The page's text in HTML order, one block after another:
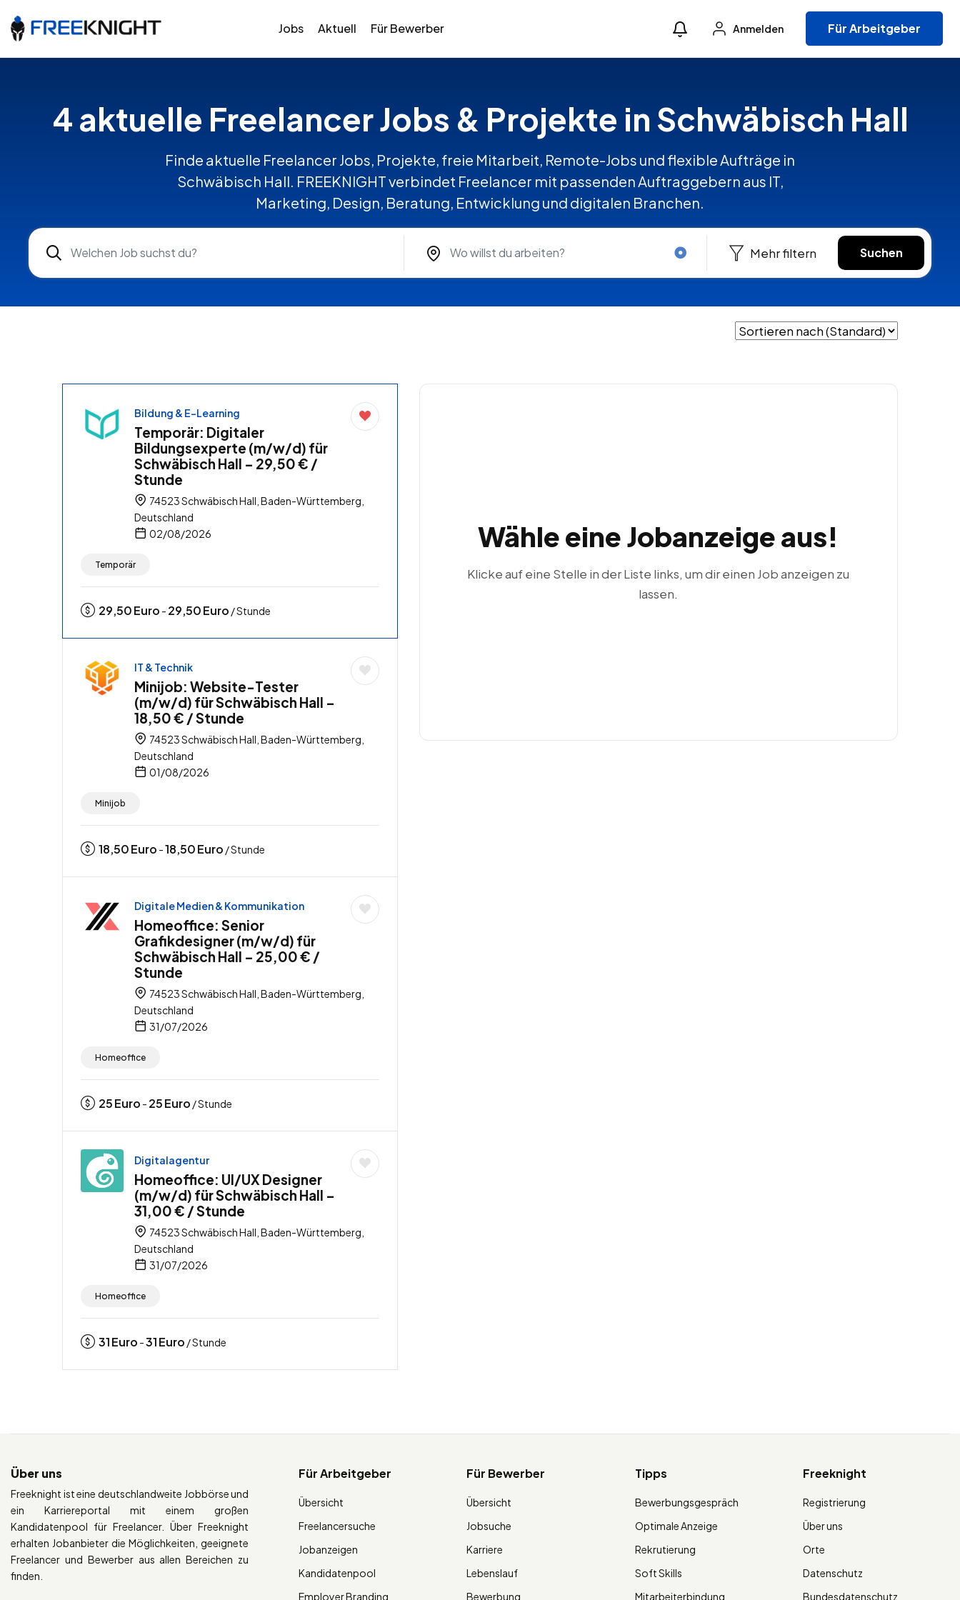
Jobs Aktuell Für Bewerber Anmelden Für Arbeitgeber
4 aktuelle Freelancer Jobs & Projekte in Schwäbisch Hall
Finde aktuelle Freelancer Jobs, Projekte, freie Mitarbeit, Remote-Jobs und flexible Aufträge in
Schwäbisch Hall. FREEKNIGHT verbindet Freelancer mit passenden Auftraggebern aus IT,
Marketing, Design, Beratung, Entwicklung und digitalen Branchen.
Mehr filtern Suchen
Bildung & E-Learning
Temporär: Digitaler
Bildungsexperte (m/w/d) für
Schwäbisch Hall – 29,50 € /
Stunde
74523 Schwäbisch Hall, Baden-Württemberg,
Deutschland
02/08/2026
Temporär
29,50Euro - 29,50Euro / Stunde
IT & Technik
Minijob: Website-Tester
(m/w/d) für Schwäbisch Hall –
18,50 € / Stunde
74523 Schwäbisch Hall, Baden-Württemberg,
Deutschland
01/08/2026
Minijob
18,50Euro -18,50Euro / Stunde
Digitale Medien & Kommunikation
Homeoffice: Senior
Grafikdesigner (m/w/d) für
Schwäbisch Hall – 25,00 € /
Stunde
74523 Schwäbisch Hall, Baden-Württemberg,
Deutschland
31/07/2026
Homeoffice
25Euro - 25Euro / Stunde
Digitalagentur
Homeoffice: UI/UX Designer
(m/w/d) für Schwäbisch Hall –
31,00 € / Stunde
74523 Schwäbisch Hall, Baden-Württemberg,
Deutschland
31/07/2026
Homeoffice
31Euro -31Euro / Stunde
Wähle eine Jobanzeige aus!
Klicke auf eine Stelle in der Liste links, um dir einen Job anzeigen zu
lassen.
Über uns
Freeknight ist eine deutschlandweite Jobbörse und
ein Karriereportal mit einem großen
Kandidatenpool für Freelancer. Über Freeknight
erhalten Jobanbieter die Möglichkeiten, geeignete
Freelancer und Bewerber aus allen Bereichen zu
finden.
Für Arbeitgeber
Übersicht
Freelancersuche
Jobanzeigen
Kandidatenpool
Employer Branding
Für Bewerber
Übersicht
Jobsuche
Karriere
Lebenslauf
Bewerbung
Tipps
Bewerbungsgespräch
Optimale Anzeige
Rekrutierung
Soft Skills
Mitarbeiterbindung
Freeknight
Registrierung
Über uns
Orte
Datenschutz
Bundesdatenschutz